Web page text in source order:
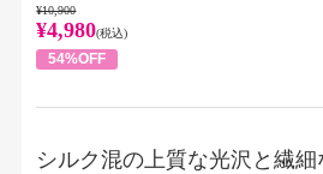
¥10,900
¥4,980(税込)
54%OFF
シルク混の上質な光沢と繊